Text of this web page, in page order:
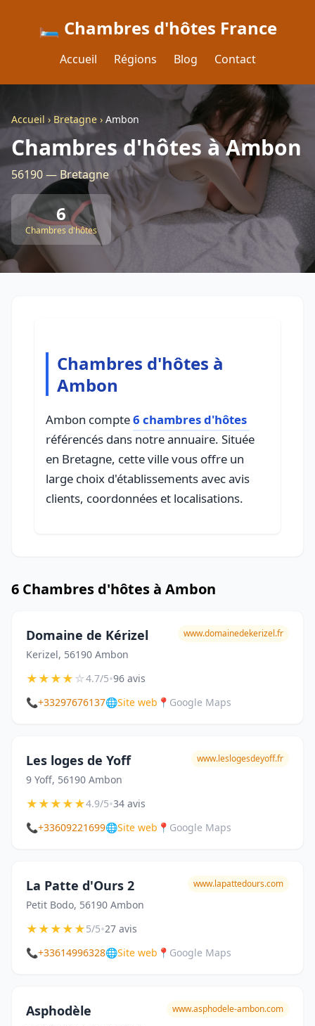
🛏️ Chambres d'hôtes France
Accueil Régions Blog Contact
Accueil › Bretagne › Ambon
Chambres d'hôtes à Ambon
56190 — Bretagne
6
Chambres d'hôtes
Chambres d'hôtes à
Ambon
Ambon compte6 chambres d'hôtes
référencés dans notre annuaire. Située
en Bretagne, cette ville vous offre un
large choix d'établissements avec avis
clients, coordonnées et localisations.
6 Chambres d'hôtes à Ambon
Domaine de Kérizel
Kerizel, 56190 Ambon
www.domainedekerizel.fr
★★★★☆4.7/5•96 avis
📞+33297676137🌐Site web 📍 Google Maps
Les loges de Yoff
9 Yoff, 56190 Ambon
www.leslogesdeyoff.fr
★★★★★4.9/5•34 avis
📞+33609221699🌐Site web 📍 Google Maps
La Patte d'Ours 2
Petit Bodo, 56190 Ambon
www.lapattedours.com
★★★★★5/5•27 avis
📞+33614996328🌐Site web 📍 Google Maps
Asphodèle www.asphodele-ambon.com